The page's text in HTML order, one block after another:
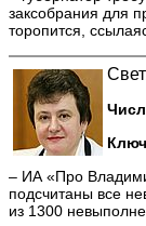
заксобрания для
торопится,
– ИА «Про
подсчитаны все
из 1300